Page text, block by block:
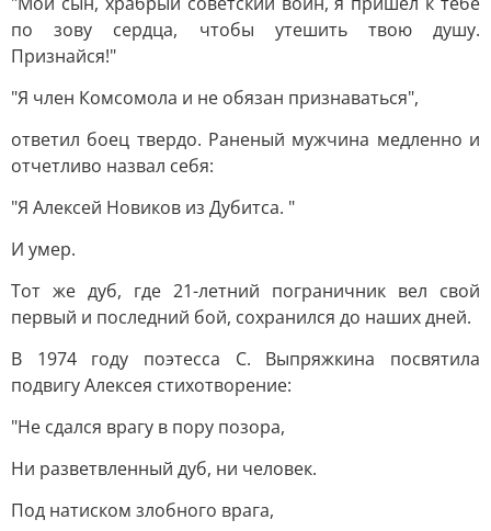
по зову сердца, чтобы утешить твою душу.
Признайся!"
"Я член Комсомола и не обязан признаваться",
ответил боец твердо. Раненый мужчина медленно и
отчетливо назвал себя:
"Я Алексей Новиков из Дубитса. "
И умер.
Тот же дуб, где 21-летний пограничник вел свой
первый и последний бой, сохранился до наших дней.
В 1974 году поэтесса С. Выпряжкина посвятила
подвигу Алексея стихотворение:
"Не сдался врагу в пору позора,
Ни разветвленный дуб, ни человек.
Под натиском злобного врага,